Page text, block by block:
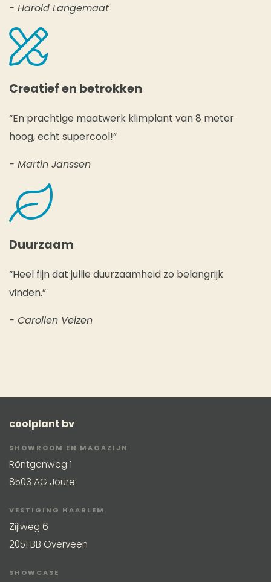
- Harold Langemaat
Creatief en betrokken
“En prachtige maatwerk klimplant van 8 meter
hoog, echt supercool!”
- Martin Janssen
Duurzaam
“Heel fijn dat jullie duurzaamheid zo belangrijk
vinden.”
- Carolien Velzen
coolplant bv
SHOWROOM EN MAGAZIJN
Röntgenweg 1
8503 AG Joure
VESTIGING HAARLEM
Zijlweg 6
2051 BB Overveen
SHOWCASE